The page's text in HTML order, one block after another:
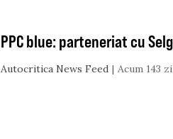
PPC blue: parteneriat cu
Autocritica News Feed Acum 143